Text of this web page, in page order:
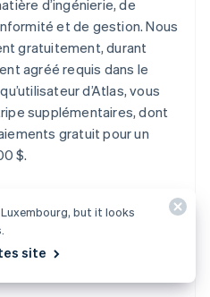
d’ingénierie, de
et de gestion. Nous
gratuitement, durant
agréé requis dans le
d’Atlas, vous
supplémentaires, dont
gratuit pour un
$.
rapidement et facilement,
but it looks
site